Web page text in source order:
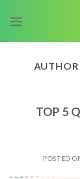
AUTHOR
TOP 5
POSTED